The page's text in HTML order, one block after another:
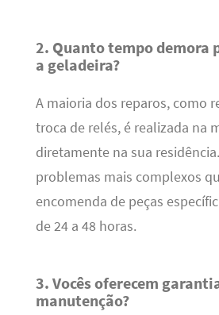
2. Quanto tempo demora
a geladeira?
A maioria dos reparos, como
troca de relés, é realizada na
diretamente na sua residência.
problemas mais complexos
encomenda de peças
de 24 a 48 horas.
3. Vocês oferecem
manutenção?